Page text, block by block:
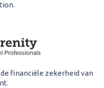
financiële zekerheid van